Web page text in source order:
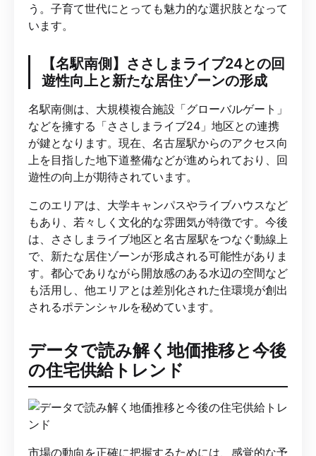
う。子育て世代にとっても魅力的な選択肢となって
います。
【名駅南側】ささしまライブ24との回
遊性向上と新たな居住ゾーンの形成
名駅南側は、大規模複合施設「グローバルゲート」
などを擁する「ささしまライブ24」地区との連携
が鍵となります。現在、名古屋駅からのアクセス向
上を目指した地下道整備などが進められており、回
遊性の向上が期待されています。
このエリアは、大学キャンパスやライブハウスなど
もあり、若々しく文化的な雰囲気が特徴です。今後
は、ささしまライブ地区と名古屋駅をつなぐ動線上
で、新たな居住ゾーンが形成される可能性がありま
す。都心でありながら開放感のある水辺の空間など
も活用し、他エリアとは差別化された住環境が創出
されるポテンシャルを秘めています。
データで読み解く地価推移と今後
の住宅供給トレンド
市場の動向を正確に把握するためには、感覚的な予